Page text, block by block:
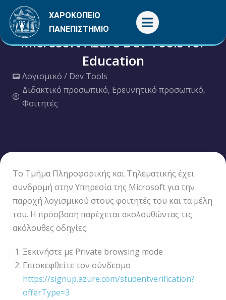
Μετάβαση
στο
περιεχόμενο
ΧΑΡΟΚΟΠΕΙΟ
ΠΑΝΕΠΙΣΤΗΜΙΟ
Microsoft Azure Dev Tools for
Education
Λογισμικό / Dev Tools
Διδακτικό προσωπικό, Ερευνητικό προσωπικό,
Φοιτητές
Το Τμήμα Πληροφορικής και Τηλεματικής έχει
συνδρομή στην Υπηρεσία της Microsoft για την
παροχή λογισμικού στους φοιτητές του και τα μέλη
του. Η πρόσβαση παρέχεται ακολουθώντας τις
ακόλουθες οδηγίες.
Ξεκινήστε με Private browsing mode
Επισκεφθείτε τον σύνδεσμο
https://signup.azure.com/studentverification?
offerType=3